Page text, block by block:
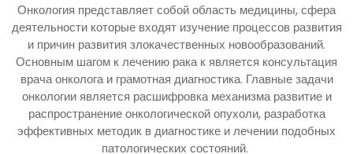
Онкология представляет собой область медицины, сфера
деятельности которые входят изучение процессов развития
и причин развития злокачественных новообразований.
Основным шагом к лечению рака к является консультация
врача онколога и грамотная диагностика. Главные задачи
онкологии является расшифровка механизма развитие и
распространение онкологической опухоли, разработка
эффективных методик в диагностике и лечении подобных
патологических состояний.